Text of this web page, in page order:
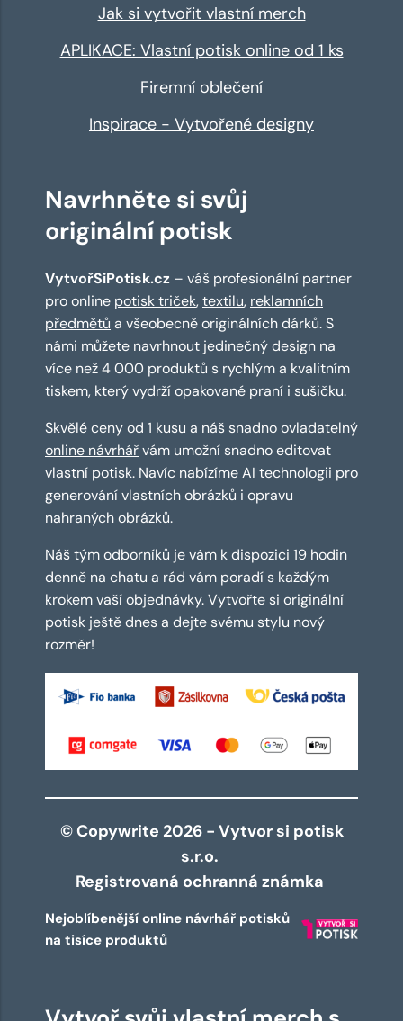
Jak si vytvořit vlastní merch
APLIKACE: Vlastní potisk online od 1 ks
Firemní oblečení
Inspirace - Vytvořené designy
Navrhněte si svůj
originální potisk
VytvořSiPotisk.cz – váš profesionální partner
pro online potisk triček,textilu, reklamních
předmětů a všeobecně originálních dárků. S
námi můžete navrhnout jedinečný design na
více než 4 000 produktů s rychlým a kvalitním
tiskem, který vydrží opakované praní i sušičku.
Skvělé ceny od 1 kusu a náš snadno ovladatelný
online návrhářvám umožní snadno editovat
vlastní potisk. Navíc nabízímeAI technologii pro
generování vlastních obrázků i opravu
nahraných obrázků.
Náš tým odborníků je vám k dispozici 19 hodin
denně na chatu a rád vám poradí s každým
krokem vaší objednávky. Vytvořte si originální
potisk ještě dnes a dejte svému stylu nový
rozměr!
© Copywrite 2026 - Vytvor si potisk
s.r.o.
Registrovaná ochranná známka
Nejoblíbenější online návrhář potisků
na tisíce produktů